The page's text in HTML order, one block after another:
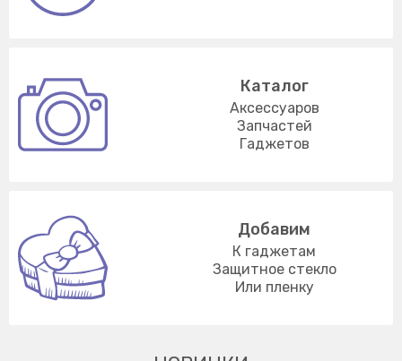
Каталог
Аксессуаров
Запчастей
Гаджетов
Добавим
К гаджетам
Защитное стекло
Или пленку